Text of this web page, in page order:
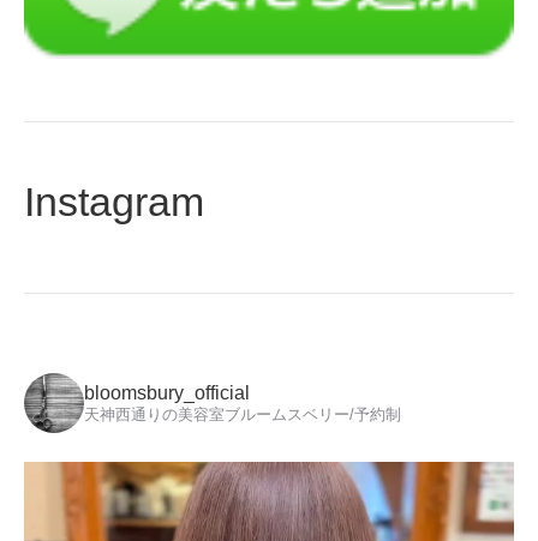
Instagram
bloomsbury_official
天神西通りの美容室ブルームスベリー/予約制